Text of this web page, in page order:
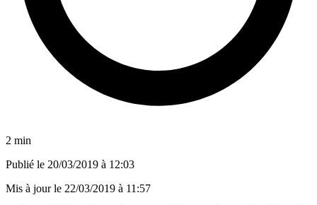
2 min
Publié le 20/03/2019 à 12:03
Mis à jour le 22/03/2019 à 11:57